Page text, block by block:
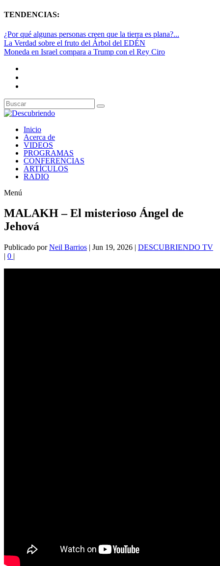
TENDENCIAS:
¿Por qué algunas personas creen que la tierra es plana?...
La Verdad sobre el fruto del Árbol del EDÉN
Moneda en Israel compara a Trump con el Rey Ciro
Inicio
Acerca de
VIDEOS
PROGRAMAS
CONFERENCIAS
ARTÍCULOS
RADIO
Menú
MALAKH – El misterioso Ángel de
Jehová
Publicado porNeil Barrios | Jun 19, 2026 | DESCUBRIENDO TV
| 0 |